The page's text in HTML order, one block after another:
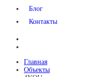
Блог
Контакты
Главная
Объекты